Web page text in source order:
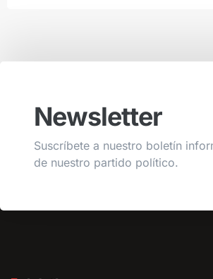
Newsletter
Suscríbete a nuestro boletín
de nuestro partido político.